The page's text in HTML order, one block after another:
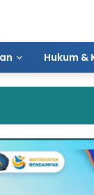
Hukum &